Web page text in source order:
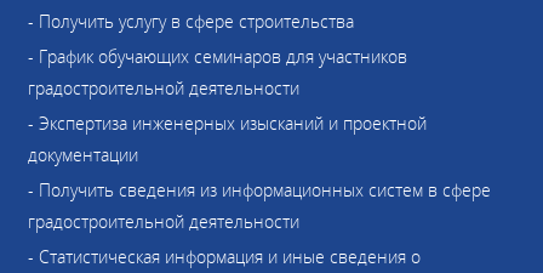
- Получить услугу в сфере строительства
- График обучающих семинаров для участников
градостроительной деятельности
- Экспертиза инженерных изысканий и проектной
документации
- Получить сведения из информационных систем в сфере
градостроительной деятельности
- Статистическая информация и иные сведения о